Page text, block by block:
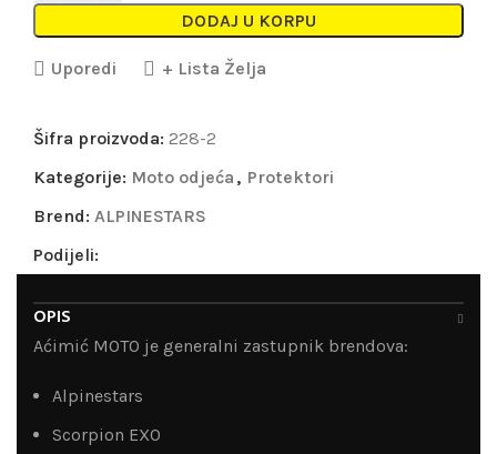
DODAJ U KORPU
Uporedi + Lista Želja
Šifra proizvoda: 228-2
Kategorije: Moto odjeća , Protektori
Brend: ALPINESTARS
Podijeli:
OPIS
Aćimić MOTO je generalni zastupnik brendova:
Alpinestars
Scorpion EXO